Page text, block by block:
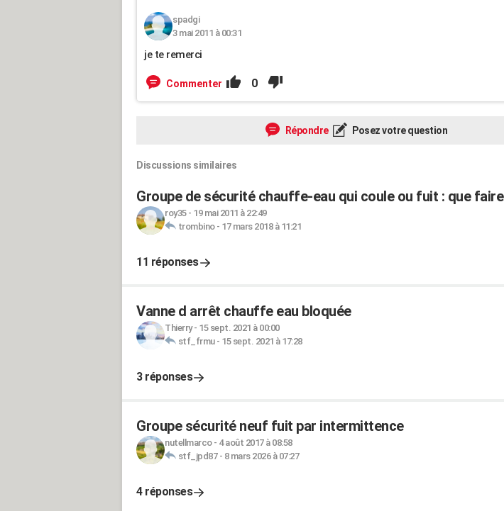
spadgi
3 mai 2011 à 00:31
je te remerci
Commenter 0
Répondre Posez votre question
Discussions similaires
Groupe de sécurité chauffe-eau qui coule ou fuit : que faire
roy35- 19 mai 2011 à 22:49
trombino- 17 mars 2018 à 11:21
11 réponses
Vanne d arrêt chauffe eau bloquée
Thierry- 15 sept. 2021 à 00:00
stf_frmu- 15 sept. 2021 à 17:28
3 réponses
Groupe sécurité neuf fuit par intermittence
nutellmarco- 4 août 2017 à 08:58
stf_jpd87- 8 mars 2026 à 07:27
4 réponses